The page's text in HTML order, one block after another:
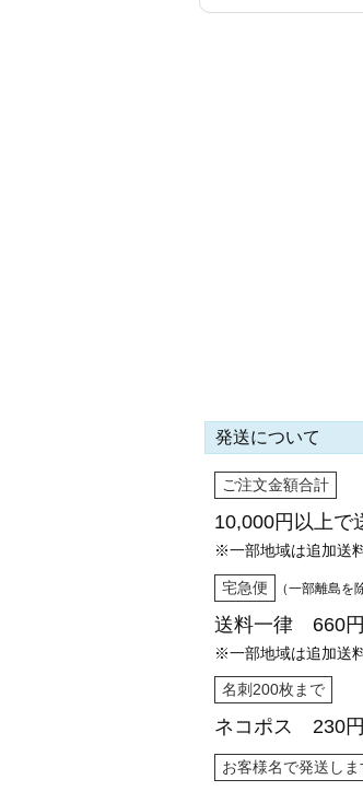
発送について
ご注文金額合計
10,000円以上で
※一部地域は追加送
宅急便 （一部離島を
送料一律 660円
※一部地域は追加送
名刺200枚まで
ネコポス 230円
お客様名で発送しま